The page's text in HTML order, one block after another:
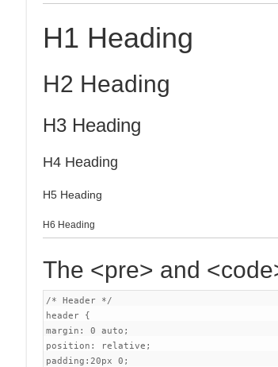
H1 Heading
H2 Heading
H3 Heading
H4 Heading
H5 Heading
H6 Heading
The <pre> and
/* Header */
header {
margin: 0 auto;
position: relative;
padding:20px 0;